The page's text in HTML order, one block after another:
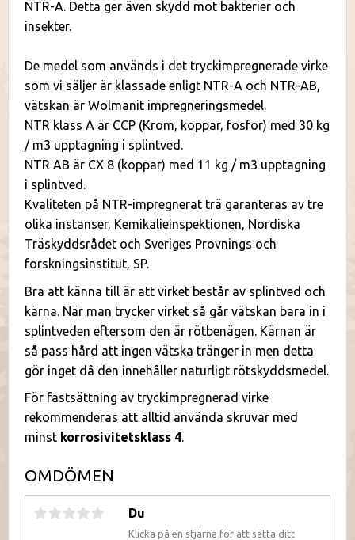
NTR-A. Detta ger även skydd mot bakterier och
insekter.
De medel som används i det tryckimpregnerade virke
som vi säljer är klassade enligt NTR-A och NTR-AB,
vätskan är Wolmanit impregneringsmedel.
NTR klass A är CCP (Krom, koppar, fosfor) med 30 kg
/ m3 upptagning i splintved.
NTR AB är CX 8 (koppar) med 11 kg / m3 upptagning
i splintved.
Kvaliteten på NTR-impregnerat trä garanteras av tre
olika instanser, Kemikalieinspektionen, Nordiska
Träskyddsrådet och Sveriges Provnings och
forskningsinstitut, SP.
Bra att känna till är att virket består av splintved och
kärna. När man trycker virket så går vätskan bara in i
splintveden eftersom den är rötbenägen. Kärnan är
så pass hård att ingen vätska tränger in men detta
gör inget då den innehåller naturligt rötskyddsmedel.
För fastsättning av tryckimpregnerad virke
rekommenderas att alltid använda skruvar med
minst korrosivitetsklass 4.
OMDÖMEN
Du
Klicka på en stjärna för att sätta ditt